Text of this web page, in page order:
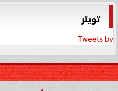
تويتر
Tweets by